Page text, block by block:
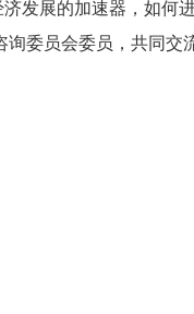
发展的加速器，如何
委员会委员，共同交